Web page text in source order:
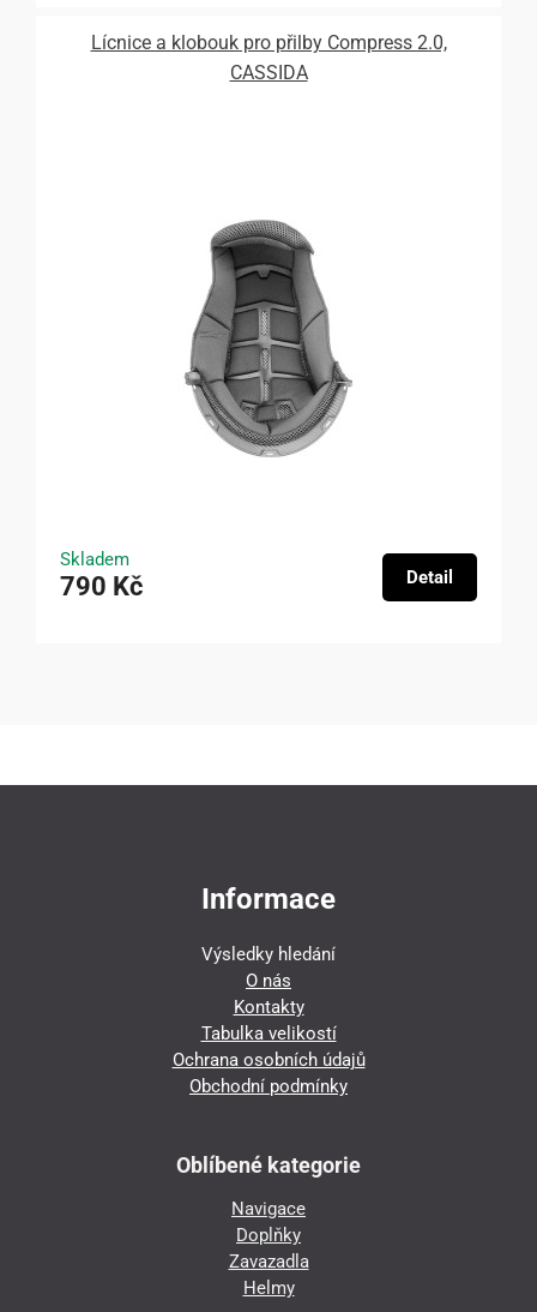
Lícnice a klobouk pro přilby Compress 2.0,
CASSIDA
Skladem
790 Kč Detail
Informace
Výsledky hledání
O nás
Kontakty
Tabulka velikostí
Ochrana osobních údajů
Obchodní podmínky
Oblíbené kategorie
Navigace
Doplňky
Zavazadla
Helmy